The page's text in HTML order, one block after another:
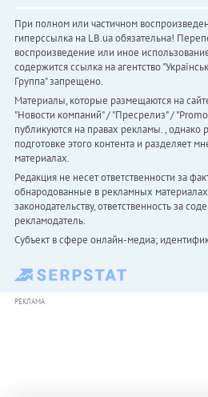
При полном или частичном
гиперссылка на LB.ua обязательна!
воспроизведение или иное
содержится ссылка на агентство
Группа" запрещено.
Материалы, которые размещаются на
"Новости компаний" / "Пресрелиз" /
публикуются на правах рекламы. , однако
подготовке этого контента и разделяет
материалах.
Редакция не несет ответственности за
обнародованные в рекламных
законодательству, ответственность за
рекламодатель.
Субъект в сфере онлайн-медиа;
РЕКЛАМА